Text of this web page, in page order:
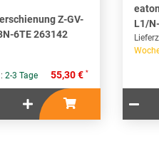
Z-GV-
6TE 263142
2-3 Tage 55,30 € *
L1/